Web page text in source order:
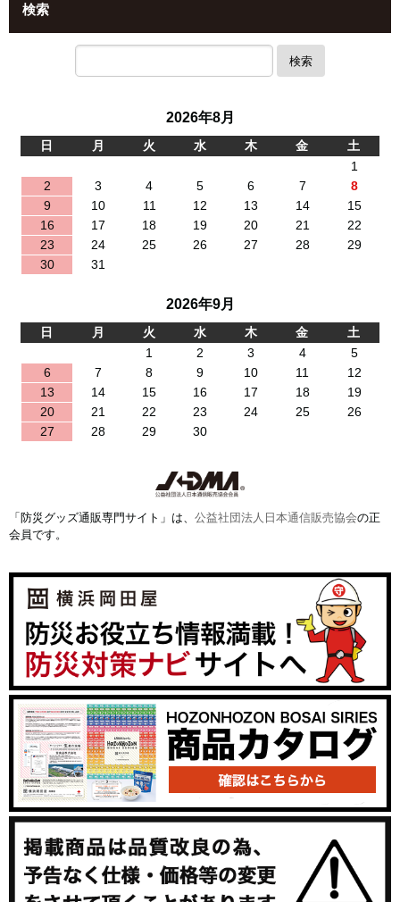
検索
検索
2026年8月
日 月 火 水 木 金
土
1
2
3 4 5 6 7
8
9
10 11 12 13 14
15
16
17 18 19 20 21
22
23
24 25 26 27 28
29
30
31
2026年9月
日 月 火 水 木 金
土
1
2 3 4
5
6
7 8 9 10 11
12
13
14 15 16 17 18
19
20
21 22 23 24 25
26
27
28 29 30
「防災グッズ通販専門サイト」は、 公益社団法人日本通信販売協会の正
会員です。